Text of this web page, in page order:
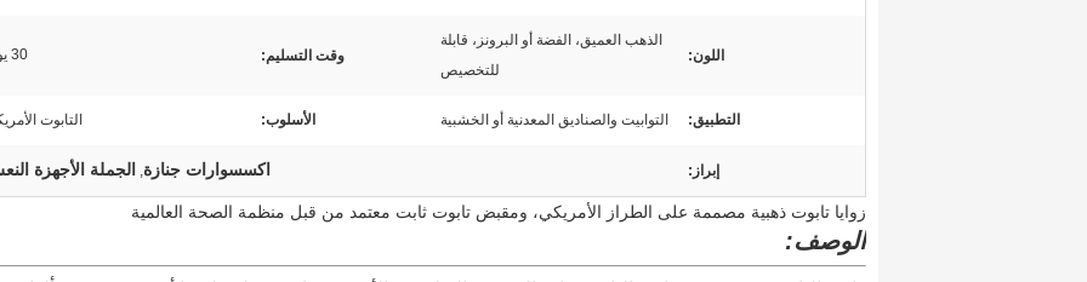
اللون:
الذهب العميق، الفضة أو البرونز، قابلة
للتخصيص
وقت التسليم: 30 يوما
التطبيق: التوابيت والصناديق المعدنية أو الخشبية الأسلوب: التابوت
إبراز: اكسسوارات جنازة, الجملة الأجهزة
زوايا تابوت ذهبية مصممة على الطراز الأمريكي، ومقبض تابوت ثابت معتمد من قبل منظمة الصحة العالمية
الوصف: